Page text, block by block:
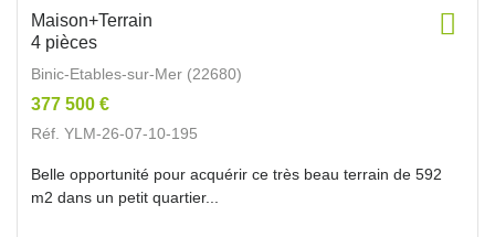
Maison+Terrain
4 pièces
Binic-Etables-sur-Mer (22680)
377 500 €
Réf. YLM-26-07-10-195
Belle opportunité pour acquérir ce très beau terrain de 592
m2 dans un petit quartier...